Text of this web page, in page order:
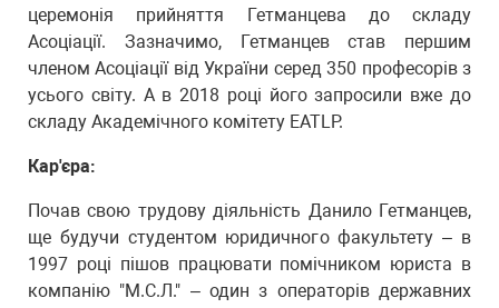
церемонія прийняття Гетманцева до складу
Асоціації. Зазначимо, Гетманцев став першим
членом Асоціації від України серед 350 професорів з
усього світу. А в 2018 році його запросили вже до
складу Академічного комітету EATLP.
Кар'єра:
Почав свою трудову діяльність Данило Гетманцев,
ще будучи студентом юридичного факультету – в
1997 році пішов працювати помічником юриста в
компанію "М.С.Л." – один з операторів державних